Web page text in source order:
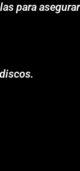
para